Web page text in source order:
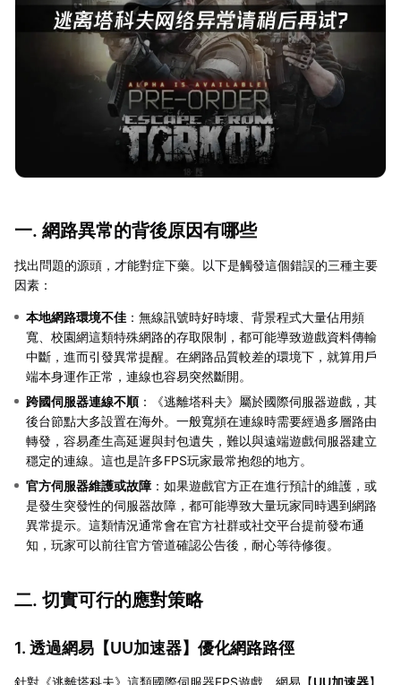
一. 網路異常的背後原因有哪些
找出問題的源頭，才能對症下藥。以下是觸發這個錯誤的三種主要
因素：
本地網路環境不佳 ：無線訊號時好時壞、背景程式大量佔用頻
寬、校園網這類特殊網路的存取限制，都可能導致遊戲資料傳輸
中斷，進而引發異常提醒。在網路品質較差的環境下，就算用戶
端本身運作正常，連線也容易突然斷開。
跨國伺服器連線不順：《逃離塔科夫》屬於國際伺服器遊戲，其
後台節點大多設置在海外。一般寬頻在連線時需要經過多層路由
轉發，容易產生高延遲與封包遺失，難以與遠端遊戲伺服器建立
穩定的連線。這也是許多FPS玩家最常抱怨的地方。
官方伺服器維護或故障 ：如果遊戲官方正在進行預計的維護，或
是發生突發性的伺服器故障，都可能導致大量玩家同時遇到網路
異常提示。這類情況通常會在官方社群或社交平台提前發布通
知，玩家可以前往官方管道確認公告後，耐心等待修復。
二. 切實可行的應對策略
1. 透過網易【UU加速器】優化網路路徑
針對《逃離塔科夫》這類國際伺服器FPS遊戲，網易【UU加速器】